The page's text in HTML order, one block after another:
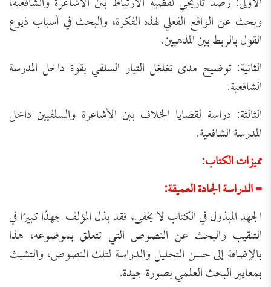
وبحث عن الواقع الفعلي لهذه الفكرة، والبحث في أسباب ذيوع
القول بالربط بين المذهبين.
الثانية: توضيح مدى تغلغل التيار السلفي بقوة داخل المدرسة
الشافعية.
الثالثة: دراسة لقضايا الخلاف بين الأشاعرة والسلفيين داخل
المدرسة الشافعية.
مميزات الكتاب:
= الدراسة الجادة العميقة:
الجهد المبذول في الكتاب لا يخفى، فقد بذل المؤلف جهدًا كبيرًا في
التنقيب والبحث عن النصوص التي تتعلق بموضوعه، هذا
بالإضافة إلى حسن التحليل والدراسة لتلك النصوص، والتشبث
بمعايير البحث العلمي بصورة جيدة.